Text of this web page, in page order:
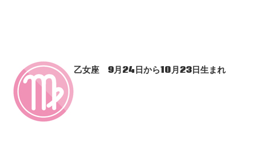
乙女座 9月24日から10月23日生まれ